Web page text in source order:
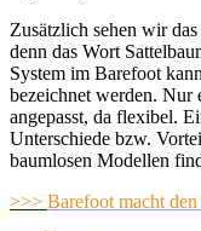
Zusätzlich sehen wir
denn das Wort
System im Barefoot
bezeichnet werden. Nur
angepasst, da flexibel.
Unterschiede bzw.
baumlosen Modellen
>>> Barefoot macht